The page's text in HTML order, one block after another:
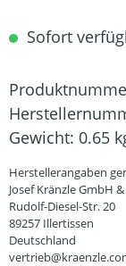
Sofort
Gewicht: 0.65
Herstellerangaben
Josef Kränzle GmbH &
Rudolf-Diesel-Str. 20
89257 Illertissen
Deutschland